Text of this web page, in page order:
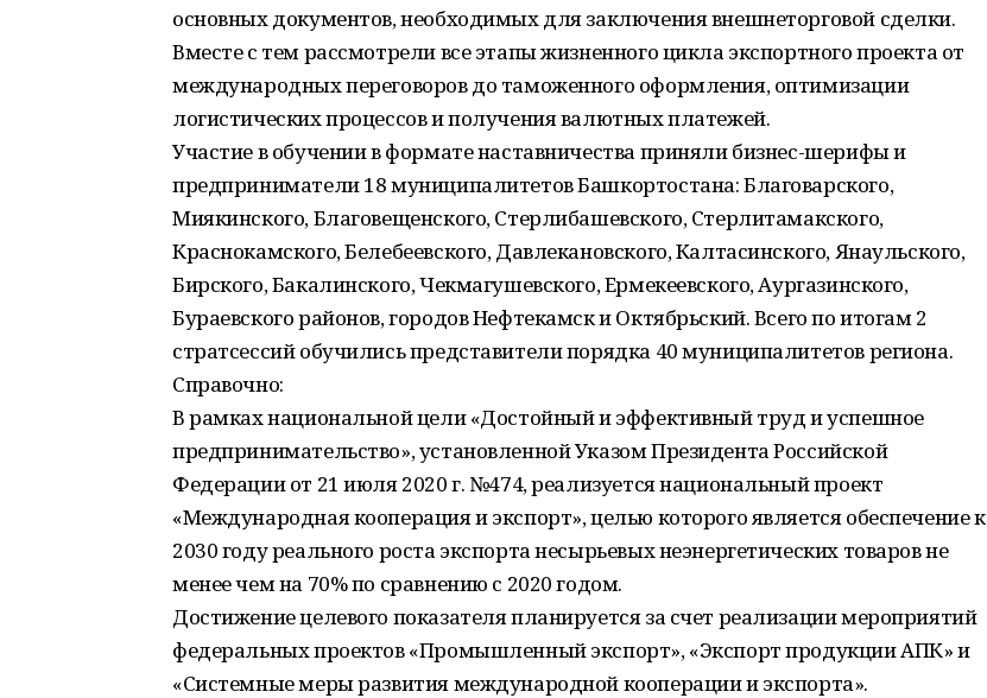
основных документов, необходимых для заключения внешнеторговой сделки.
Вместе с тем рассмотрели все этапы жизненного цикла экспортного проекта от
международных переговоров до таможенного оформления, оптимизации
логистических процессов и получения валютных платежей.
Участие в обучении в формате наставничества приняли бизнес-шерифы и
предприниматели 18 муниципалитетов Башкортостана: Благоварского,
Миякинского, Благовещенского, Стерлибашевского, Стерлитамакского,
Краснокамского, Белебеевского, Давлекановского, Калтасинского, Янаульского,
Бирского, Бакалинского, Чекмагушевского, Ермекеевского, Аургазинского,
Бураевского районов, городов Нефтекамск и Октябрьский. Всего по итогам 2
стратсессий обучились представители порядка 40 муниципалитетов региона.
Справочно:
В рамках национальной цели «Достойный и эффективный труд и успешное
предпринимательство», установленной Указом Президента Российской
Федерации от 21 июля 2020 г. №474, реализуется национальный проект
«Международная кооперация и экспорт», целью которого является обеспечение к
2030 году реального роста экспорта несырьевых неэнергетических товаров не
менее чем на 70% по сравнению с 2020 годом.
Достижение целевого показателя планируется за счет реализации мероприятий
федеральных проектов «Промышленный экспорт», «Экспорт продукции АПК» и
«Системные меры развития международной кооперации и экспорта».